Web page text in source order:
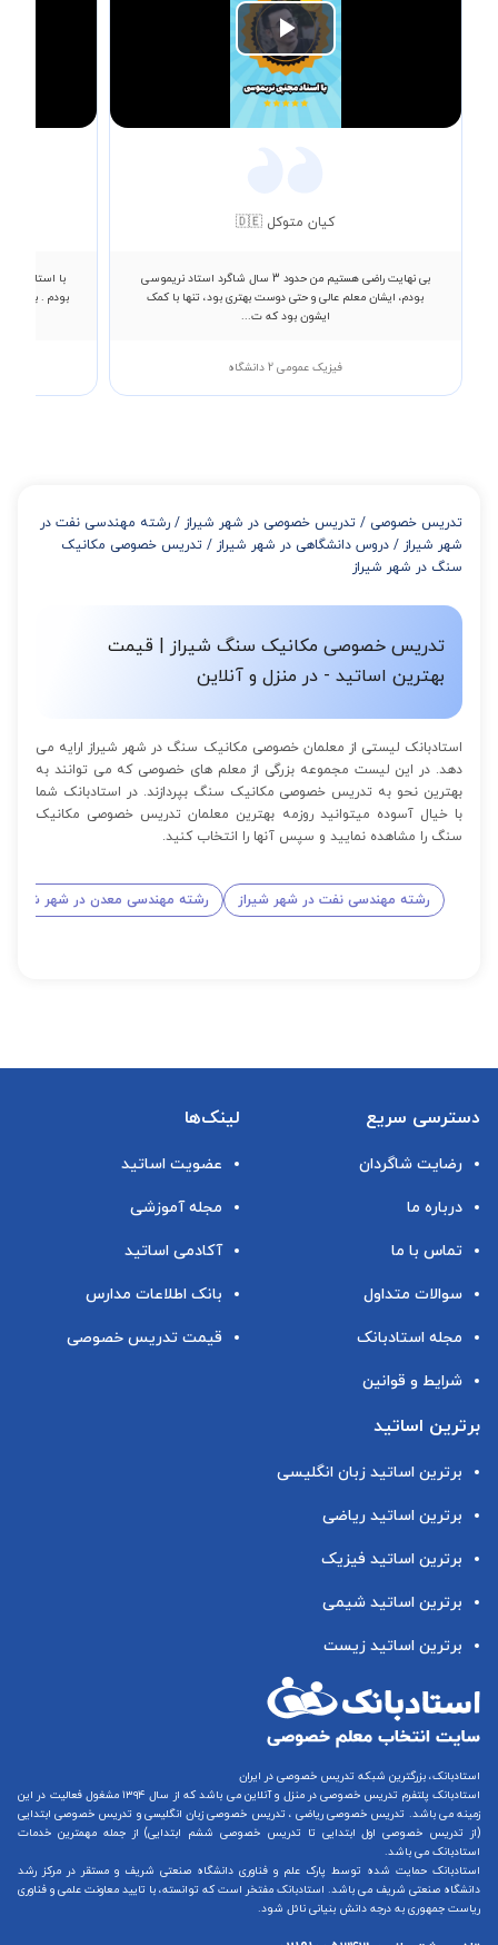
Play
Video
کیان متوکل 🇩🇪
بی نهایت راضی هستیم من حدود 3 سال شاگرد استاد نریموسی
بودم، ایشان معلم عالی و حتی دوست بهتری بود، تنها با کمک
ایشون بود که ت...
فیزیک عمومی 2 دانشگاه
با استاد
بودم . به
تدریس خصوصی / تدریس خصوصی در شهر شیراز / رشته مهندسی نفت در
شهر شیراز / دروس دانشگاهی در شهر شیراز / تدریس خصوصی مکانیک
سنگ در شهر شیراز
تدریس خصوصی مکانیک سنگ شیراز | قیمت
بهترین اساتید - در منزل و آنلاین
استادبانک لیستی از معلمان خصوصی مکانیک سنگ در شهر شیراز ارایه می
دهد. در این لیست مجموعه بزرگی از معلم های خصوصی که می توانند به
بهترین نحو به تدریس خصوصی مکانیک سنگ بپردازند. در استادبانک شما
با خیال آسوده میتوانید روزمه بهترین معلمان تدریس خصوصی مکانیک
سنگ را مشاهده نمایید و سپس آنها را انتخاب کنید.
رشته مهندسی نفت در شهر شیراز رشته مهندسی معدن در شهر شیراز
دسترسی سریع
رضایت شاگردان
درباره ما
تماس با ما
سوالات متداول
مجله استادبانک
شرایط و قوانین
لینک‌ها
عضویت اساتید
مجله آموزشی
آکادمی اساتید
بانک اطلاعات مدارس
قیمت تدریس خصوصی
برترین اساتید
برترین اساتید زبان انگلیسی
برترین اساتید ریاضی
برترین اساتید فیزیک
برترین اساتید شیمی
برترین اساتید زیست
استادبانک، بزرگترین شبکه تدریس خصوصی در ایران
استادبانک پلتفرم تدریس خصوصی در منزل و آنلاین
می باشد که از سال ۱۳۹۴ مشغول فعالیت در این
زمینه می باشد. تدریس خصوصی ریاضی ، تدریس خصوصی زبان انگلیسیو تدریس خصوصی ابتدایی
(از تدریس خصوصی اول ابتدایی تا تدریس خصوصی ششم ابتدایی) از جمله مهمترین خدمات
استادبانک می باشد.
استادبانک حمایت شده توسط پارک علم و فناوری دانشگاه صنعتی شریف و مستقر در مرکز رشد
دانشگاه صنعتی شریف می باشد. استادبانک مفتخر است که توانسته، با تایید معاونت علمی و فناوری
ریاست جمهوری به درجه دانش بنیانی نائل شود.